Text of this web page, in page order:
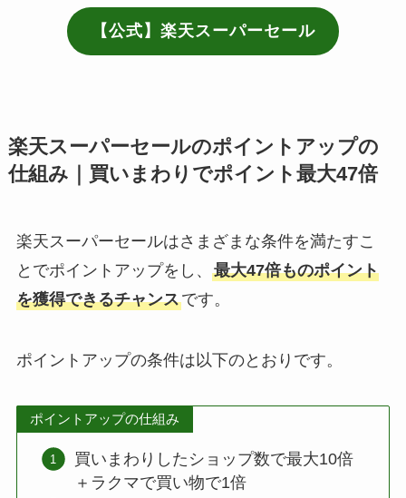
【公式】楽天スーパーセール
楽天スーパーセールのポイントアップの
仕組み｜買いまわりでポイント最大47倍
楽天スーパーセールはさまざまな条件を満たすこ
とでポイントアップをし、 最大47倍ものポイント
を獲得できるチャンスです。
ポイントアップの条件は以下のとおりです。
ポイントアップの仕組み
買いまわりしたショップ数で最大10倍
＋ラクマで買い物で1倍